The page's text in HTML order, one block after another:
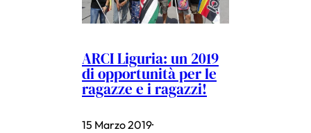
ARCI Liguria: un 2019
di opportunità per le
ragazze e i ragazzi!
15 Marzo 2019·